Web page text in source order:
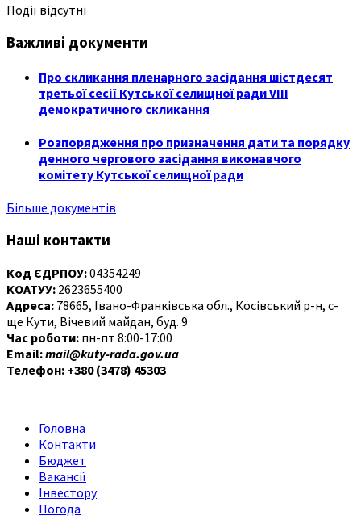
Події відсутні
Важливі документи
Про скликання пленарного засідання шістдесят
третьої сесії Кутської селищної ради VIII
демократичного скликання
Розпорядження про призначення дати та порядку
денного чергового засідання виконавчого
комітету Кутської селищної ради
Більше документів
Наші контакти
Код ЄДРПОУ:04354249
КОАТУУ: 2623655400
Адреса: 78665, Івано-Франківська обл., Косівський р-н, с-
ще Кути, Вічевий майдан, буд. 9
Час роботи: пн-пт 8:00-17:00
Email:mail@kuty-rada.gov.ua
Телефон: +380 (3478) 45303
Головна
Контакти
Бюджет
Вакансії
Інвестору
Погода